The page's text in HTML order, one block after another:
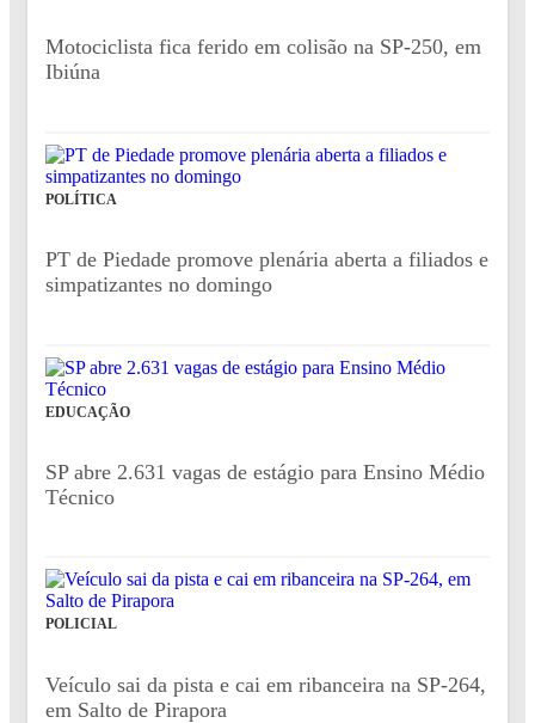
Motociclista fica ferido em colisão na SP-250, em
Ibiúna
POLÍTICA
PT de Piedade promove plenária aberta a filiados e
simpatizantes no domingo
EDUCAÇÃO
SP abre 2.631 vagas de estágio para Ensino Médio
Técnico
POLICIAL
Veículo sai da pista e cai em ribanceira na SP-264,
em Salto de Pirapora